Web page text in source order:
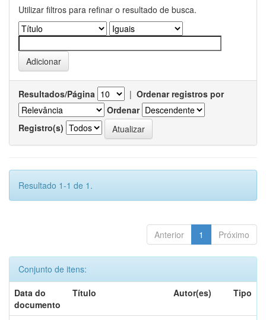
Utilizar filtros para refinar o resultado de busca.
Resultados/Página | Ordenar registros por
Ordenar
Registro(s)
Resultado 1-1 de 1.
Anterior 1 Próximo
Conjunto de itens:
Data do
documento
Título Autor(es) Tipo